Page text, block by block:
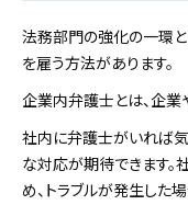
法務部門の強化の一環と
を雇う方法があります。
企業内弁護士とは、企業
社内に弁護士がいれば
な対応が期待できます
め、トラブルが発生した